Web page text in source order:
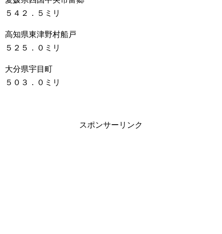
５４２．５ミリ
高知県東津野村船戸
５２５．０ミリ
大分県宇目町
５０３．０ミリ
スポンサーリンク